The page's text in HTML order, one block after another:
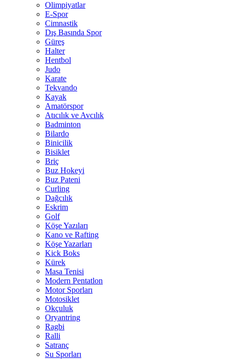
Olimpiyatlar
E-Spor
Cimnastik
Dış Basında Spor
Güreş
Halter
Hentbol
Judo
Karate
Tekvando
Kayak
Amatörspor
Atıcılık ve Avcılık
Badminton
Bilardo
Binicilik
Bisiklet
Briç
Buz Hokeyi
Buz Pateni
Curling
Dağcılık
Eskrim
Golf
Köşe Yazıları
Kano ve Rafting
Köşe Yazarları
Kick Boks
Kürek
Masa Tenisi
Modern Pentatlon
Motor Sporları
Motosiklet
Okçuluk
Oryantring
Ragbi
Ralli
Satranç
Su Sporları